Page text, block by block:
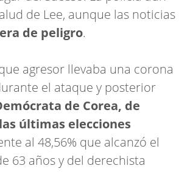
de Lee, aunque las noticias
de peligro.
agresor llevaba una corona
el ataque y posterior
de Corea, de
últimas elecciones
al 48,56% que alcanzó el
63 años y del derechista